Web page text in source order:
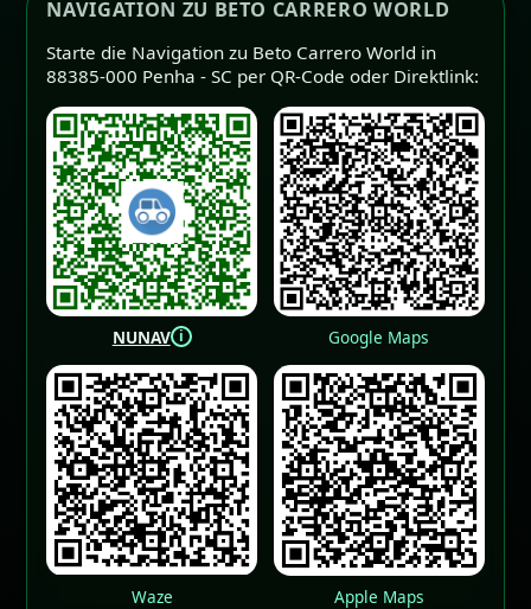
NAVIGATION ZU BETO CARRERO WORLD
Starte die Navigation zu Beto Carrero World in
88385-000 Penha - SC per QR-Code oder Direktlink:
NUNAV i Google Maps
Waze Apple Maps